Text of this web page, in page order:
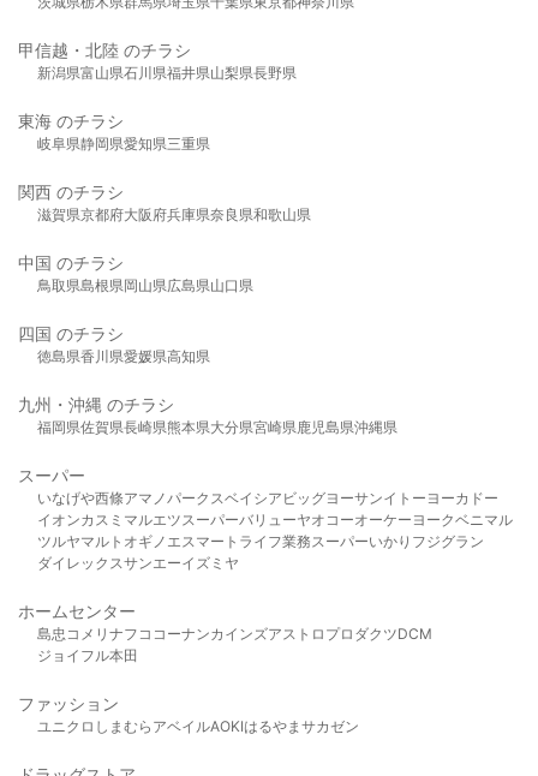
甲信越・北陸 のチラシ
新潟県富山県石川県福井県山梨県長野県
東海 のチラシ
岐阜県静岡県愛知県三重県
関西 のチラシ
滋賀県京都府大阪府兵庫県奈良県和歌山県
中国 のチラシ
鳥取県島根県岡山県広島県山口県
四国 のチラシ
徳島県香川県愛媛県高知県
九州・沖縄 のチラシ
福岡県佐賀県長崎県熊本県大分県宮崎県鹿児島県沖縄県
スーパー
いなげや西條アマノパークスベイシア ビッグヨーサンイトーヨーカドー
イオンカスミ マルエツスーパーバリューヤオコーオーケー ヨークベニマル
ツルヤマルト オギノ エスマート ライフ業務スーパーいかり フジグラン
ダイレックスサンエーイズミヤ
ホームセンター
島忠 コメリ ナフコ コーナンカインズアストロプロダクツDCM
ジョイフル本田
ファッション
ユニクロ しまむら アベイルAOKIはるやま サカゼン